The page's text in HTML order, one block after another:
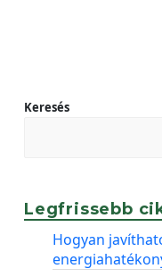
Keresés
Legfrissebb
Hogyan